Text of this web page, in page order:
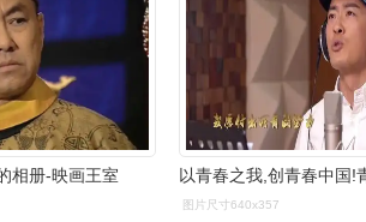
相册-映画王室
图片尺寸640x357